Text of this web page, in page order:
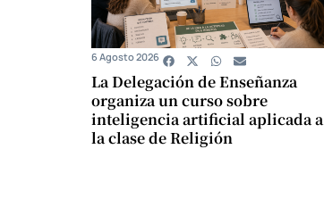
La Delegación de Enseñanza
organiza un curso sobre
inteligencia artificial aplicada a
la clase de Religión
6 Agosto 2026